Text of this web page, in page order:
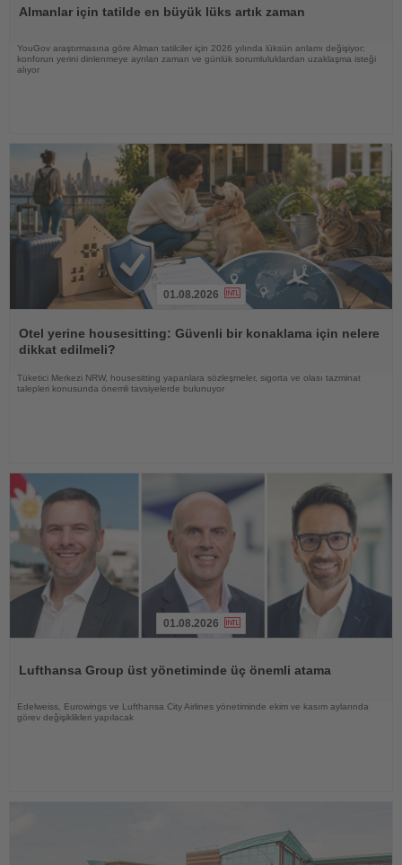
Almanlar için tatilde en büyük lüks artık zaman
YouGov araştırmasına göre Alman tatilciler için 2026 yılında lüksün anlamı değişiyor;
konforun yerini dinlenmeye ayrılan zaman ve günlük sorumluluklardan uzaklaşma isteği
alıyor
Oku
01.08.2026
Otel yerine housesitting: Güvenli bir konaklama için nelere
dikkat edilmeli?
Tüketici Merkezi NRW, housesitting yapanlara sözleşmeler, sigorta ve olası tazminat
talepleri konusunda önemli tavsiyelerde bulunuyor
01.08.2026
Lufthansa Group üst yönetiminde üç önemli atama
Edelweiss, Eurowings ve Lufthansa City Airlines yönetiminde ekim ve kasım aylarında
görev değişiklikleri yapılacak